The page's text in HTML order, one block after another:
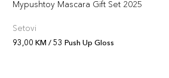
Mypushtoy Mascara Gift Set 2025
Setovi
93,00 KM / 53 Push Up Gloss